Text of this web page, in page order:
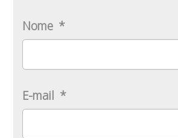
Nome *
E-mail *